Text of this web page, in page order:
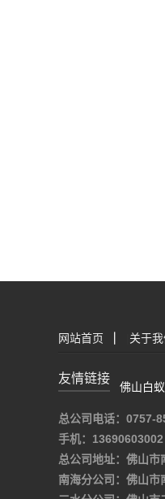
网站首页 关于我
友情链接
佛山白
总公司电话：0757-
手机：13690603002
总公司地址：佛山市
南海分公司：佛山市